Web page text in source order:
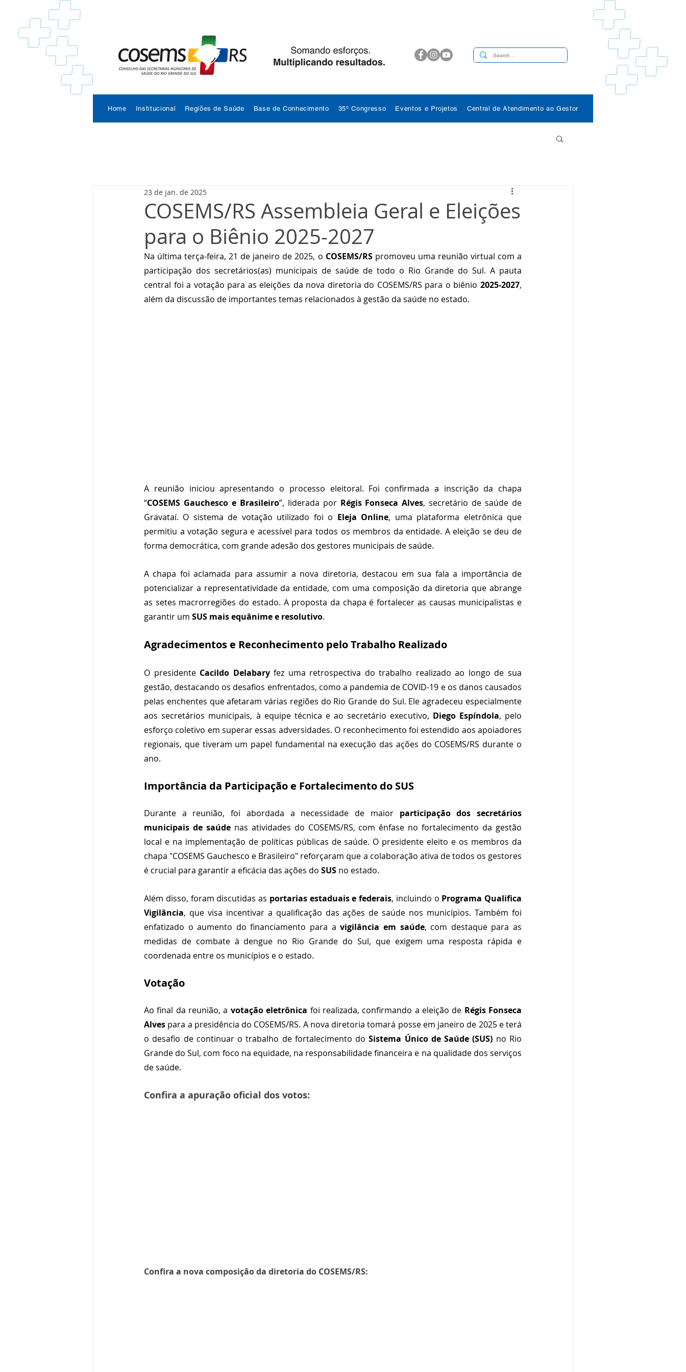
Home Institucional Regiões de Saúde Base de Conhecimento 35º Congresso Eventos e Projetos Central de Atendimento ao Gestor
COSEMS/RS Assembleia Geral e Eleições
para o Biênio 2025-2027
23 de jan. de 2025
Na última terça-feira, 21 de janeiro de 2025, o COSEMS/RS promoveu uma reunião virtual com a
participação dos secretários(as) municipais de saúde de todo o Rio Grande do Sul. A pauta
central foi a votação para as eleições da nova diretoria do COSEMS/RS para o biênio 2025-2027,
além da discussão de importantes temas relacionados à gestão da saúde no estado.
A reunião iniciou apresentando o processo eleitoral. Foi confirmada a inscrição da chapa
“COSEMS Gauchesco e Brasileiro”, liderada por Régis Fonseca Alves, secretário de saúde de
Gravataí. O sistema de votação utilizado foi o Eleja Online, uma plataforma eletrônica que
permitiu a votação segura e acessível para todos os membros da entidade. A eleição se deu de
forma democrática, com grande adesão dos gestores municipais de saúde.
A chapa foi aclamada para assumir a nova diretoria, destacou em sua fala a importância de
potencializar a representatividade da entidade, com uma composição da diretoria que abrange
as setes macrorregiões do estado. A proposta da chapa é fortalecer as causas municipalistas e
garantir um SUS mais equânime e resolutivo.
Agradecimentos e Reconhecimento pelo Trabalho Realizado
O presidente Cacildo Delabary fez uma retrospectiva do trabalho realizado ao longo de sua
gestão, destacando os desafios enfrentados, como a pandemia de COVID-19 e os danos causados
pelas enchentes que afetaram várias regiões do Rio Grande do Sul. Ele agradeceu especialmente
aos secretários municipais, à equipe técnica e ao secretário executivo, Diego Espíndola, pelo
esforço coletivo em superar essas adversidades. O reconhecimento foi estendido aos apoiadores
regionais, que tiveram um papel fundamental na execução das ações do COSEMS/RS durante o
ano.
Importância da Participação e Fortalecimento do SUS
Durante a reunião, foi abordada a necessidade de maior participação dos secretários
municipais de saúde nas atividades do COSEMS/RS, com ênfase no fortalecimento da gestão
local e na implementação de políticas públicas de saúde. O presidente eleito e os membros da
chapa "COSEMS Gauchesco e Brasileiro" reforçaram que a colaboração ativa de todos os gestores
é crucial para garantir a eficácia das ações do SUS no estado.
Além disso, foram discutidas as portarias estaduais e federais, incluindo o Programa Qualifica
Vigilância, que visa incentivar a qualificação das ações de saúde nos municípios. Também foi
enfatizado o aumento do financiamento para a vigilância em saúde, com destaque para as
medidas de combate à dengue no Rio Grande do Sul, que exigem uma resposta rápida e
coordenada entre os municípios e o estado.
Votação
Ao final da reunião, a votação eletrônica foi realizada, confirmando a eleição de Régis Fonseca
Alves para a presidência do COSEMS/RS. A nova diretoria tomará posse em janeiro de 2025 e terá
o desafio de continuar o trabalho de fortalecimento do Sistema Único de Saúde (SUS) no Rio
Grande do Sul, com foco na equidade, na responsabilidade financeira e na qualidade dos serviços
de saúde.
Confira a apuração oficial dos votos:
Confira a nova composição da diretoria do COSEMS/RS: